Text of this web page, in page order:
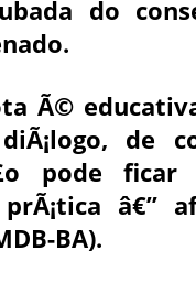
do
Ã©
de
pode
â€”
BA).